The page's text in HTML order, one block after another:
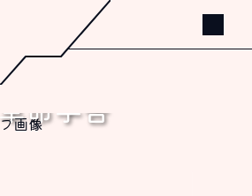
革命学舎